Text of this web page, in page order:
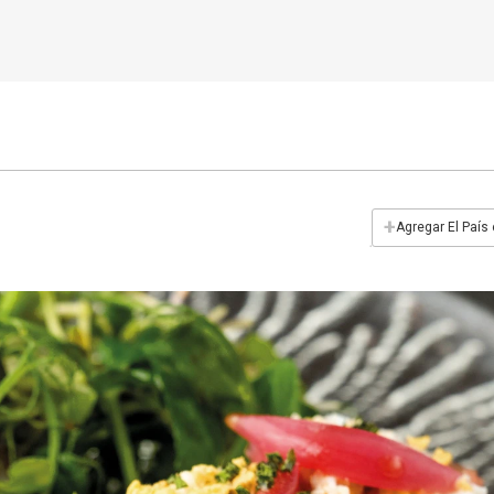
+Agregar El País